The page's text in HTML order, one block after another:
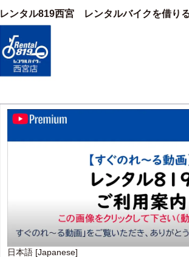
レンタル819西宮　レンタルバイクを借り
日本語 [Japanese]